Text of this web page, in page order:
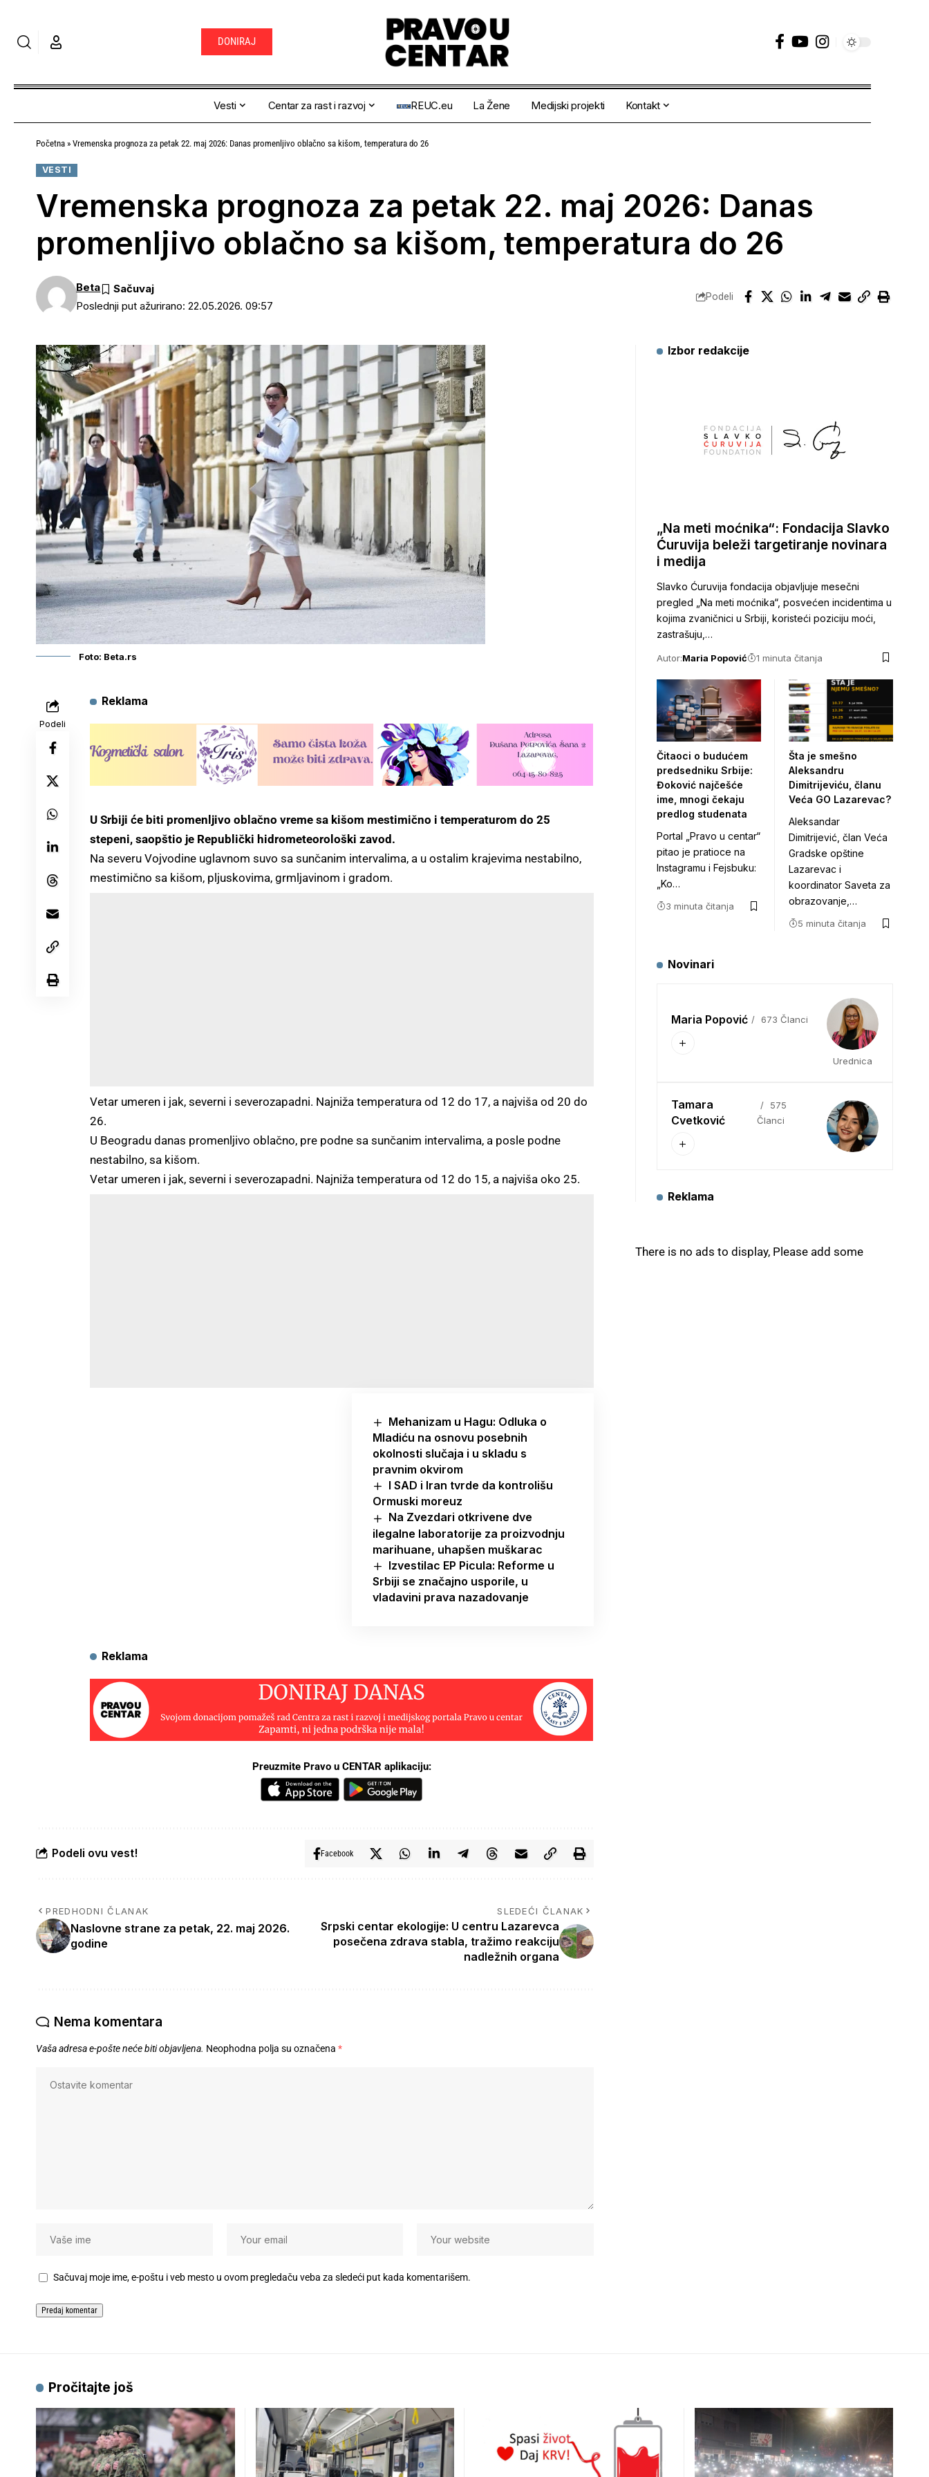
DONIRAJ
Vesti Centar za rast i razvoj REUC.eu La Žene Medijski projekti Kontakt
Početna » Vremenska prognoza za petak 22. maj 2026: Danas promenljivo oblačno sa kišom, temperatura do 26
VESTI
Vremenska prognoza za petak 22. maj 2026: Danas
promenljivo oblačno sa kišom, temperatura do 26
Poslednji put ažurirano: 22.05.2026. 09:57
Beta
Podeli
Foto: Beta.rs
Podeli
Reklama
U Srbiji će biti promenljivo oblačno vreme sa kišom mestimično i temperaturom do 25
stepeni, saopštio je Republički hidrometeorološki zavod.
Na severu Vojvodine uglavnom suvo sa sunčanim intervalima, a u ostalim krajevima nestabilno,
mestimično sa kišom, pljuskovima, grmljavinom i gradom.
Vetar umeren i jak, severni i severozapadni. Najniža temperatura od 12 do 17, a najviša od 20 do
26.
U Beogradu danas promenljivo oblačno, pre podne sa sunčanim intervalima, a posle podne
nestabilno, sa kišom.
Vetar umeren i jak, severni i severozapadni. Najniža temperatura od 12 do 15, a najviša oko 25.
Mehanizam u Hagu: Odluka o
Mladiću na osnovu posebnih
okolnosti slučaja i u skladu s
pravnim okvirom
I SAD i Iran tvrde da kontrolišu
Ormuski moreuz
Na Zvezdari otkrivene dve
ilegalne laboratorije za proizvodnju
marihuane, uhapšen muškarac
Izvestilac EP Picula: Reforme u
Srbiji se značajno usporile, u
vladavini prava nazadovanje
Reklama
Preuzmite Pravo u CENTAR aplikaciju:
Podeli ovu vest! Facebook
PREDHODNI ČLANAK
Naslovne strane za petak, 22. maj 2026.
godine
SLEDEĆI ČLANAK
Srpski centar ekologije: U centru Lazarevca
posečena zdrava stabla, tražimo reakciju
nadležnih organa
Nema komentara
Vaša adresa e-pošte neće biti objavljena. Neophodna polja su označena *
Sačuvaj moje ime, e-poštu i veb mesto u ovom pregledaču veba za sledeći put kada komentarišem.
Izbor redakcije
„Na meti moćnika“: Fondacija Slavko
Ćuruvija beleži targetiranje novinara
i medija
Slavko Ćuruvija fondacija objavljuje mesečni
pregled „Na meti moćnika“, posvećen incidentima u
kojima zvaničnici u Srbiji, koristeći poziciju moći,
zastrašuju,…
Autor:Maria Popović 1 minuta čitanja
Čitaoci o budućem
predsedniku Srbije:
Đoković najčešće
ime, mnogi čekaju
predlog studenata
Portal „Pravo u centar“
pitao je pratioce na
Instagramu i Fejsbuku:
„Ko…
3 minuta čitanja
Šta je smešno
Aleksandru
Dimitrijeviću, članu
Veća GO Lazarevac?
Aleksandar
Dimitrijević, član Veća
Gradske opštine
Lazarevac i
koordinator Saveta za
obrazovanje,…
5 minuta čitanja
Novinari
Maria Popović 673 Članci
Urednica
Tamara
Cvetković
575
Članci
Reklama
There is no ads to display, Please add some
Pročitajte još